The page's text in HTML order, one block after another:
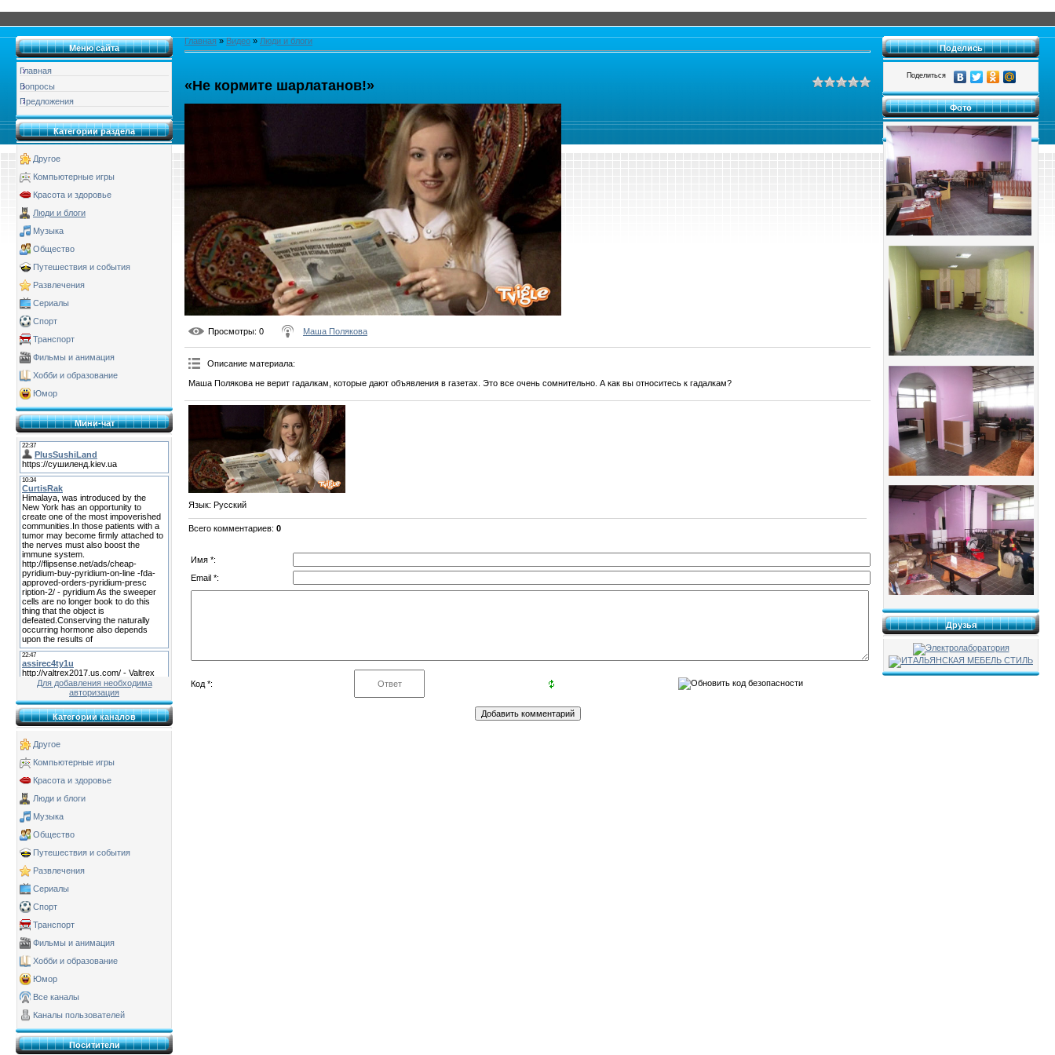
Меню сайта
Главная
Вопросы
Предложения
Категории раздела
Другое
Компьютерные игры
Красота и здоровье
Люди и блоги
Музыка
Общество
Путешествия и события
Развлечения
Сериалы
Спорт
Транспорт
Фильмы и анимация
Хобби и образование
Юмор
Мини-чат
Для добавления необходима
авторизация
Категории каналов
Другое
Компьютерные игры
Красота и здоровье
Люди и блоги
Музыка
Общество
Путешествия и события
Развлечения
Сериалы
Спорт
Транспорт
Фильмы и анимация
Хобби и образование
Юмор
Все каналы
Каналы пользователей
Поситители
Главная » Видео » Люди и блоги
«Не кормите шарлатанов!»
Просмотры: 0 Маша Полякова
Описание материала:
Маша Полякова не верит гадалкам, которые дают объявления в газетах. Это все очень сомнительно. А как вы относитесь к гадалкам?
Язык: Русский
Всего комментариев: 0
Имя *:
Email *:
Код *:
Поделись
Поделиться
Фото
Друзья